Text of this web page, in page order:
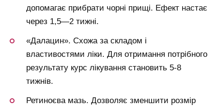
допомагає прибрати чорні прищі. Ефект настає
через 1,5—2 тижні.
«Далацин». Схожа за складом і
властивостями ліки. Для отримання потрібного
результату курс лікування становить 5-8
тижнів.
Ретиноєва мазь. Дозволяє зменшити розмір